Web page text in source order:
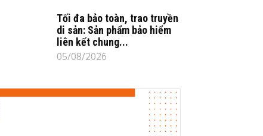
Tối đa bảo toàn, trao truyền
di sản: Sản phẩm bảo hiểm
liên kết chung...
05/08/2026